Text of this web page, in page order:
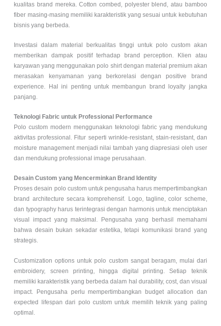
kualitas brand mereka. Cotton combed, polyester blend, atau bamboo
fiber masing-masing memiliki karakteristik yang sesuai untuk kebutuhan
bisnis yang berbeda.
Investasi dalam material berkualitas tinggi untuk polo customakan
memberikan dampak positif terhadap brand perception. Klien atau
karyawan yang menggunakan polo shirt dengan material premium akan
merasakan kenyamanan yang berkorelasi dengan positive brand
experience. Hal ini penting untuk membangun brand loyalty jangka
panjang.
Teknologi Fabric untuk Professional Performance
Polo custom modern menggunakan teknologi fabric yang mendukung
aktivitas professional. Fitur seperti wrinkle-resistant, stain-resistant, dan
moisture management menjadi nilai tambah yang diapresiasi oleh user
dan mendukung professional image perusahaan.
Desain Custom yang Mencerminkan Brand Identity
Proses desain polo customuntuk pengusaha harus mempertimbangkan
brand architecture secara komprehensif. Logo, tagline, color scheme,
dan typography harus terintegrasi dengan harmonis untuk menciptakan
visual impact yang maksimal. Pengusaha yang berhasil memahami
bahwa desain bukan sekadar estetika, tetapi komunikasi brand yang
strategis.
Customization options untuk polo custom sangat beragam, mulai dari
embroidery, screen printing, hingga digital printing. Setiap teknik
memiliki karakteristik yang berbeda dalam hal durability, cost, dan visual
impact. Pengusaha perlu mempertimbangkan budget allocation dan
expected lifespan dari polo customuntuk memilih teknik yang paling
optimal.